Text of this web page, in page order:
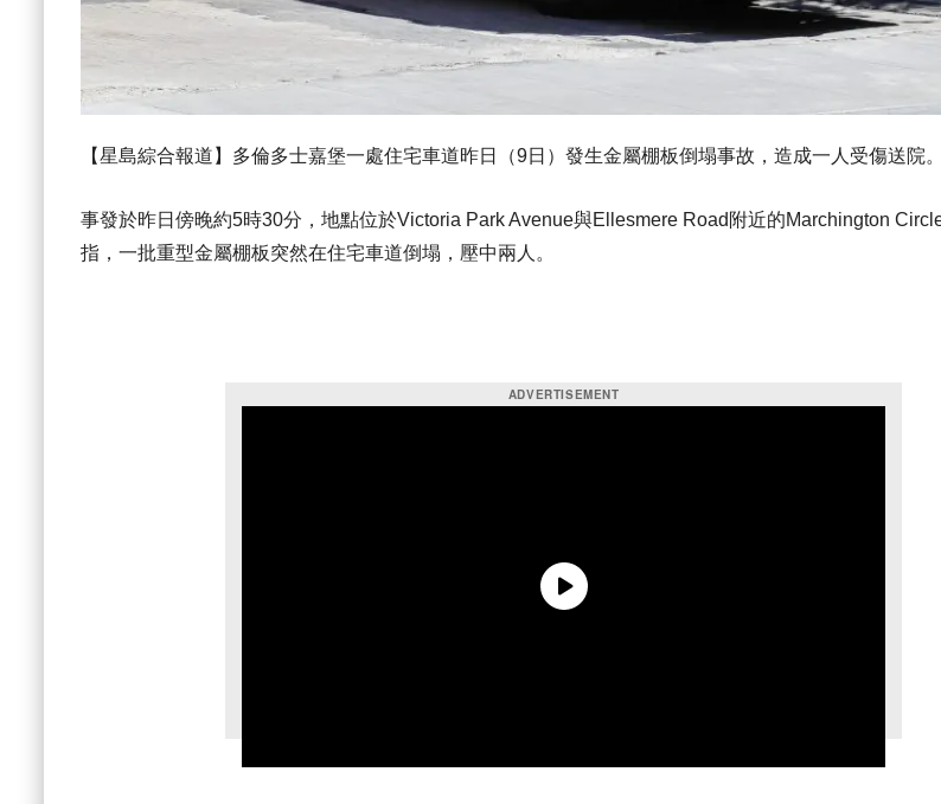
【星島綜合報道】多倫多士嘉堡一處住宅車道昨日（9日）發生金屬棚板倒塌事故，造成一人受傷送院。
事發於昨日傍晚約5時30分，地點位於Victoria Park Avenue與Ellesmere Road附近的Marchington
指，一批重型金屬棚板突然在住宅車道倒塌，壓中兩人。